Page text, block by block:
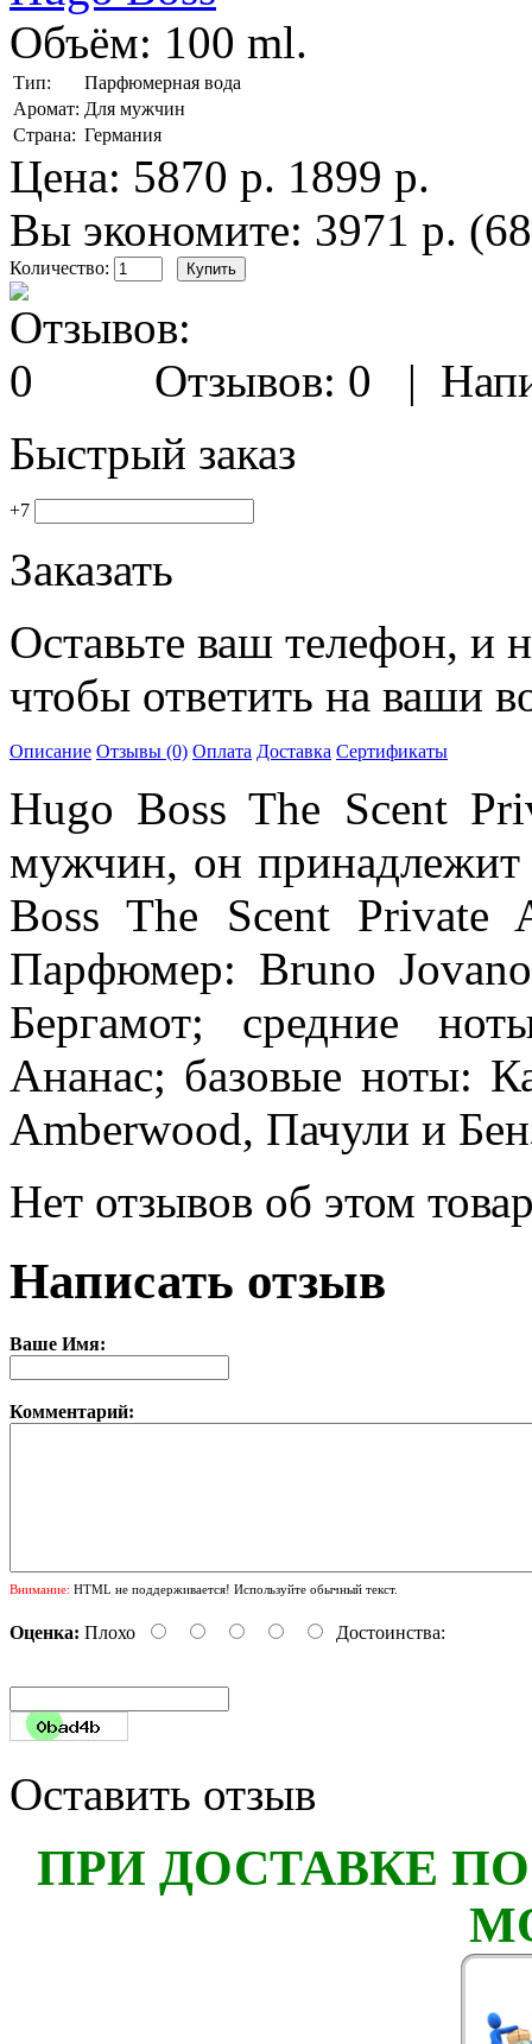
Объём: 100 ml.
Тип:
Парфюмерная вода
Аромат: Для мужчин
Страна: Германия
Цена: 5870 р. 1899 р.
Вы экономите: 3971 р.
Количество:
Отзывов: 0 |
Быстрый заказ
+7
Заказать
Оставьте ваш телефон, и
чтобы ответить на ваши
Описание Отзывы (0) Оплата Доставка Сертификаты
Hugo Boss The Scent
мужчин, он принадлежит
Boss The Scent Private
Парфюмер: Bruno
Бергамот; средние
Ананас; базовые ноты:
Amberwood, Пачули и
Нет отзывов об этом
Написать отзыв
Ваше Имя:
Комментарий:
Внимание: HTML не поддерживается! Используйте обычный текст.
Оценка: Плохо Достоинства:
Оставить отзыв
ПРИ ДОСТАВКЕ